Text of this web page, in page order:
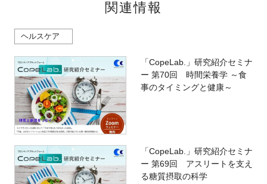
関連情報
ヘルスケア
「CopeLab.」研究紹介セミナ
ー 第70回 時間栄養学 ～食
事のタイミングと健康～
「CopeLab.」研究紹介セミナ
ー 第69回 アスリートを支え
る糖質摂取の科学